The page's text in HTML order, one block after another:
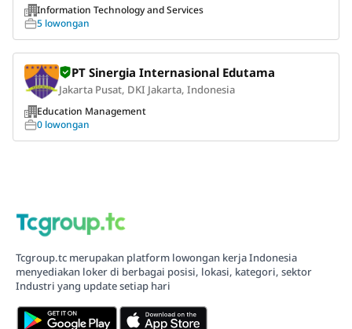
Information Technology and Services
5 lowongan
PT Sinergia Internasional Edutama
Jakarta Pusat, DKI Jakarta, Indonesia
Education Management
0 lowongan
Tcgroup.tc merupakan platform lowongan kerja Indonesia
menyediakan loker di berbagai posisi, lokasi, kategori, sektor
Industri yang update setiap hari